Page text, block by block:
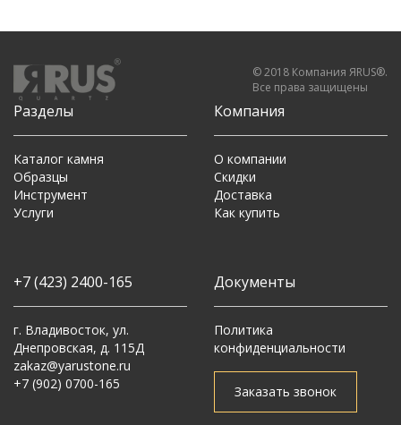
Разделы
Каталог камня
Образцы
Инструмент
Услуги
Компания
О компании
Скидки
Доставка
Как купить
+7 (423) 2400-165
г. Владивосток, ул.
Днепровская, д. 115Д
zakaz@yarustone.ru
+7 (902) 0700-165
Документы
Политика
конфиденциальности
Заказать звонок
© 2018 Компания ЯRUS®.
Все права защищены